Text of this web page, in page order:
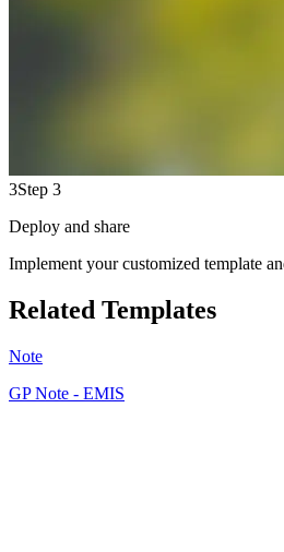
3Step 3
Deploy and share
Implement your customized template
Related Templates
Note
GP Note - EMIS